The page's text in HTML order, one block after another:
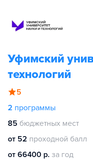
Уфимский
технологий
5
2 программы
85 бюджетных мест
от 52 проходной балл
от 66400 р. за год